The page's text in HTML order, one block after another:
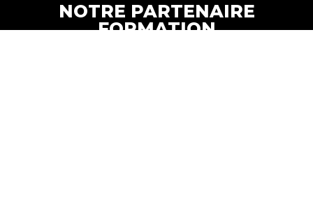
NOTRE PARTENAIRE
FORMATION